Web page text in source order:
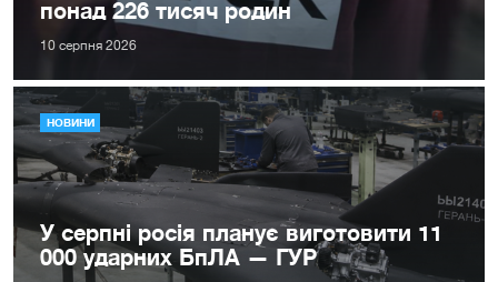
понад 226 тисяч родин
10 серпня 2026
НОВИНИ
У серпні росія планує виготовити 11
000 ударних БпЛА — ГУР